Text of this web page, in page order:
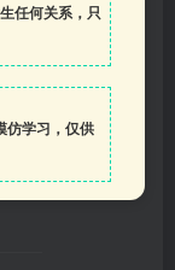
任何关系，只
仿学习，仅供